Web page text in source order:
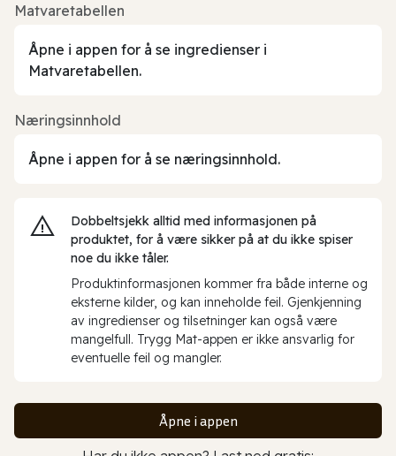
Matvaretabellen
Åpne i appen for å se ingredienser i
Matvaretabellen.
Næringsinnhold
Åpne i appen for å se næringsinnhold.
Dobbeltsjekk alltid med informasjonen på
produktet, for å være sikker på at du ikke spiser
noe du ikke tåler.
Produktinformasjonen kommer fra både interne og
eksterne kilder, og kan inneholde feil. Gjenkjenning
av ingredienser og tilsetninger kan også være
mangelfull. Trygg Mat-appen er ikke ansvarlig for
eventuelle feil og mangler.
Åpne i appen